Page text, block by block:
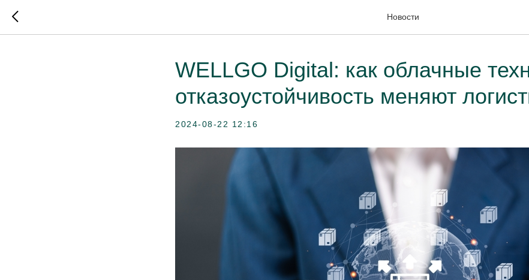
Новости
WELLGO Digital: как облачные
отказоустойчивость меняют
2024-08-22 12:16